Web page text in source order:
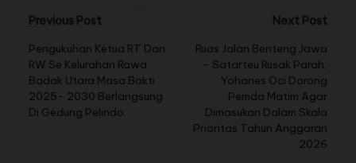
Previous Post
Pengukuhan Ketua RT Dan
RW Se Kelurahan Rawa
Badak Utara Masa Bakti
2025- 2030 Berlangsung
Di Gedung Pelindo
Next Post
Ruas Jalan Benteng Jawa
– Satarteu Rusak Parah,
Yohanes Oci Dorong
Pemda Matim Agar
Dimasukan Dalam Skala
Prioritas Tahun Anggaran
2026